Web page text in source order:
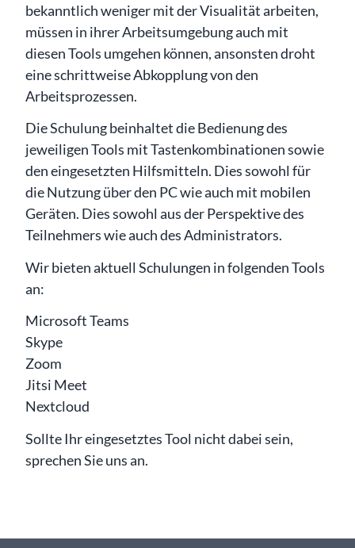
bekanntlich weniger mit der Visualität arbeiten,
müssen in ihrer Arbeitsumgebung auch mit
diesen Tools umgehen können, ansonsten droht
eine schrittweise Abkopplung von den
Arbeitsprozessen.
Die Schulung beinhaltet die Bedienung des
jeweiligen Tools mit Tastenkombinationen sowie
den eingesetzten Hilfsmitteln. Dies sowohl für
die Nutzung über den PC wie auch mit mobilen
Geräten. Dies sowohl aus der Perspektive des
Teilnehmers wie auch des Administrators.
Wir bieten aktuell Schulungen in folgenden Tools
an:
Microsoft Teams
Skype
Zoom
Jitsi Meet
Nextcloud
Sollte Ihr eingesetztes Tool nicht dabei sein,
sprechen Sie uns an.